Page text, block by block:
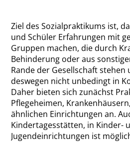
Ziel des Sozialpraktikums ist,
und Schüler Erfahrungen mit
Gruppen machen, die durch
Behinderung oder aus
Rande der Gesellschaft
deswegen nicht unbedingt in
Daher bieten sich zunächst
Pflegeheimen,
ähnlichen Einrichtungen an.
Kindertagesstätten, in Kinder-
Jugendeinrichtungen ist